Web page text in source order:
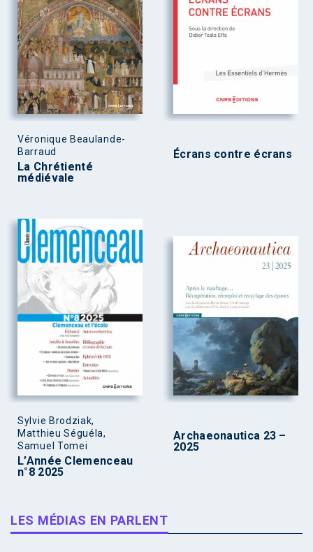
Véronique Beaulande-
Barraud
La Chrétienté
médiévale
Écrans contre écrans
Sylvie Brodziak,
Matthieu Séguéla,
Samuel Tomei
L’Année Clemenceau
n°8 2025
Archaeonautica 23 –
2025
LES MÉDIAS EN PARLENT